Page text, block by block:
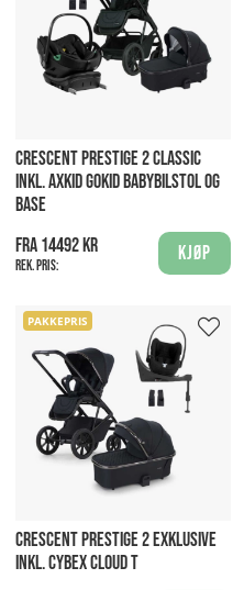
CRESCENT PRESTIGE 2 CLASSIC
INKL. AXKID GOKID BABYBILSTOL OG
BASE
Fra 14492 kr
Rek. pris:
Kjøp
PAKKEPRIS
CRESCENT PRESTIGE 2 EXKLUSIVE
INKL. CYBEX CLOUD T